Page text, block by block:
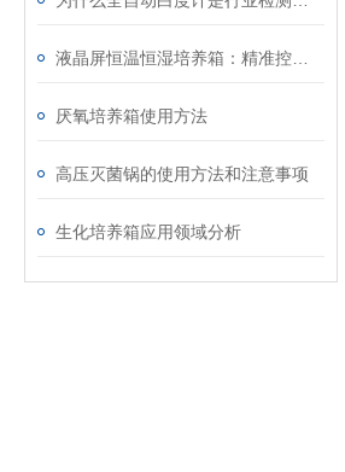
厌氧培养箱使用方法
高压灭菌锅的使用方法和注意事项
生化培养箱应用领域分析